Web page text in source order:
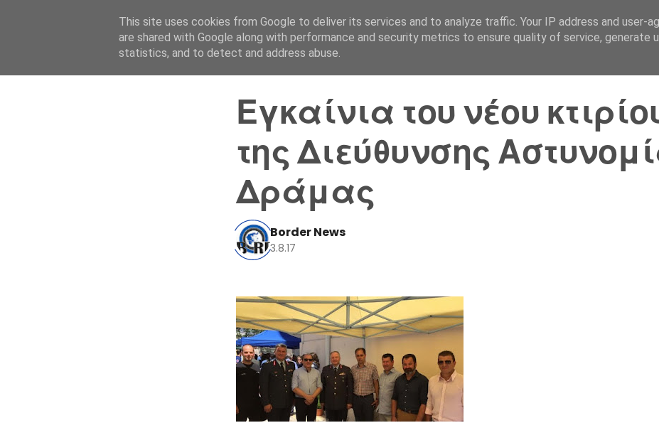
Αρχική Σελίδα Ελλάδα
Εγκαίνια του νέου
της Διεύθυνσης
Δράμας
Border News
3.8.17
This site uses cookies from Google to deliver its services and to analyze traffic. Your IP address and user-
are shared with Google along with performance and security metrics to ensure quality of service, generate
statistics, and to detect and address abuse.